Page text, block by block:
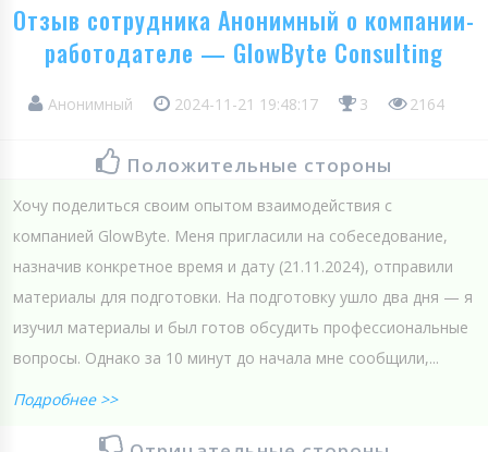
Отзыв сотрудника Анонимный о компании-
работодателе — GlowByte Consulting
Анонимный 2024-11-21 19:48:17 3 2164
Положительные стороны
Хочу поделиться своим опытом взаимодействия с
компанией GlowByte. Меня пригласили на собеседование,
назначив конкретное время и дату (21.11.2024), отправили
материалы для подготовки. На подготовку ушло два дня — я
изучил материалы и был готов обсудить профессиональные
вопросы. Однако за 10 минут до начала мне сообщили,...
Подробнее >>